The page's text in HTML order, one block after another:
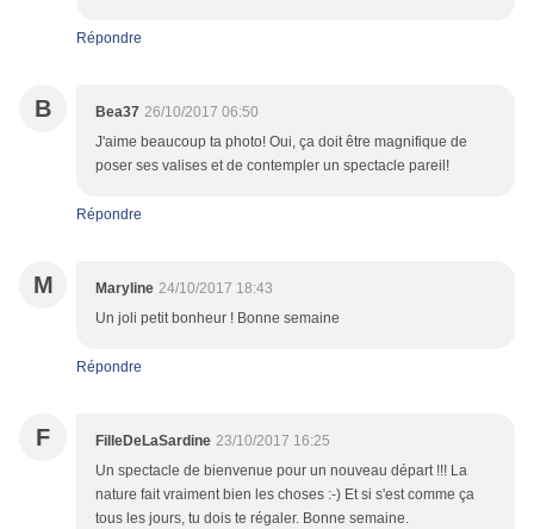
Répondre
B Bea37 26/10/2017 06:50
J'aime beaucoup ta photo! Oui, ça doit être magnifique de
poser ses valises et de contempler un spectacle pareil!
Répondre
M Maryline 24/10/2017 18:43
Un joli petit bonheur ! Bonne semaine
Répondre
F FilleDeLaSardine 23/10/2017 16:25
Un spectacle de bienvenue pour un nouveau départ !!! La
nature fait vraiment bien les choses :-) Et si s'est comme ça
tous les jours, tu dois te régaler. Bonne semaine.